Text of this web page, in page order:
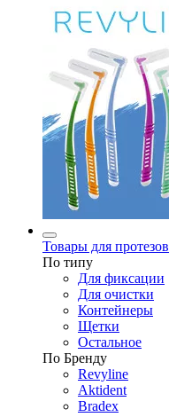
Товары для протезов
По типу
Для фиксации
Для очистки
Контейнеры
Щетки
Остальное
По Бренду
Revyline
Aktident
Bradex